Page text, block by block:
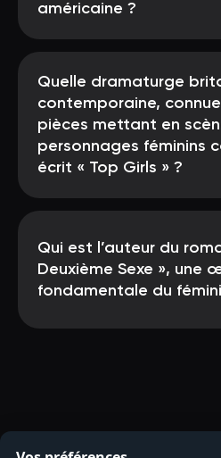
américaine ?
Quelle dramaturge
contemporaine,
pièces mettant en
personnages féminins
écrit « Top Girls » ?
Qui est l’auteur du
Deuxième Sexe », une
fondamentale du